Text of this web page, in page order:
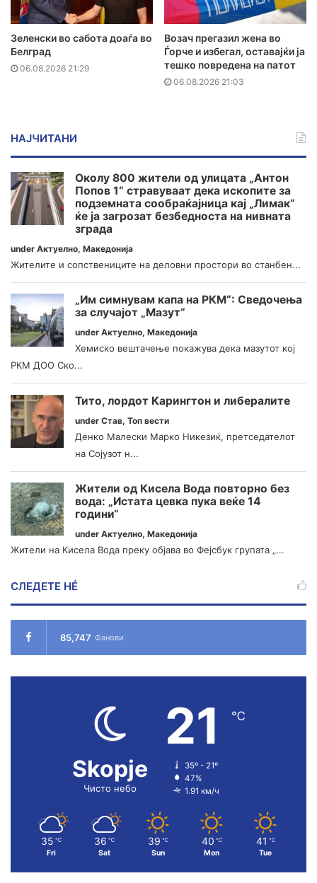
Зеленски во сабота доаѓа во
Белград
06.08.2026 21:29
Возач прегазил жена во
Ѓорче и избегал, оставајќи ја
тешко повредена на патот
06.08.2026 21:03
НАЈЧИТАНИ
Околу 800 жители од улицата „Антон
Попов 1“ стравуваат дека ископите за
подземната сообраќајница кај „Лимак“
ќе ја загрозат безбедноста на нивната
зграда
under Актуелно, Македонија
Жителите и сопствениците на деловни простори во станбен...
„Им симнувам капа на РКМ“: Сведочења
за случајот „Мазут“
under Актуелно, Македонија
Хемиско вештачење покажува дека мазутот кој
РКМ ДОО Ско...
Тито, лордот Карингтон и либералите
under Став, Топ вести
Денко Малески Марко Никезиќ, претседателот
на Сојузот н...
Жители од Кисела Вода повторно без
вода: „Истата цевка пука веќе 14
години“
under Актуелно, Македонија
Жители на Кисела Вода преку објава во Фејсбук групата „...
СЛЕДЕТЕ НÉ
85,747 Фанови
Skopje
Чисто небо
21 ℃
35º - 21º
47%
1.91 км/ч
35 ℃
Fri
36 ℃
Sat
39 ℃
Sun
40 ℃
Mon
41 ℃
Tue